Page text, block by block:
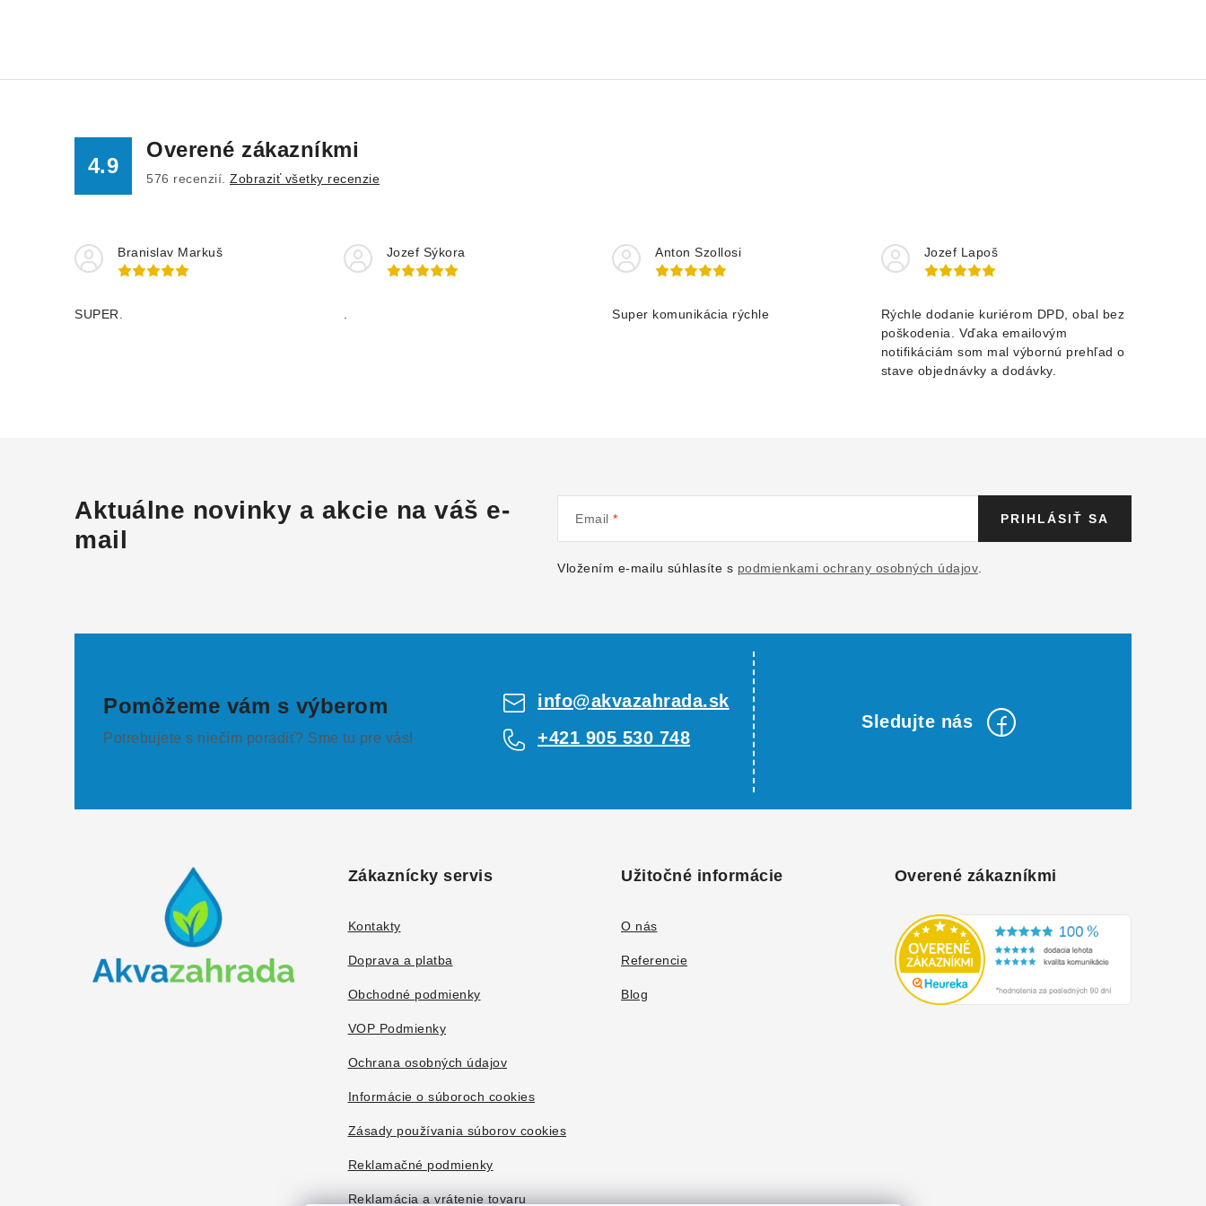
4.9
Overené zákazníkmi
576 recenzií. Zobraziť všetky recenzie
Branislav Markuš
SUPER.
Jozef Sýkora Anton Szollosi
Super komunikácia rýchle
Jozef Lapoš
Rýchle dodanie kuriérom DPD, obal bez
poškodenia. Vďaka emailovým
notifikáciám som mal výbornú prehľad o
stave objednávky a dodávky.
Aktuálne novinky a akcie na váš e-
mail
Email
Vložením e-mailu súhlasíte s podmienkami ochrany osobných údajov
PRIHLÁSIŤ SA
Pomôžeme vám s výberom
Potrebujete s niečím poradiť? Sme tu pre vás!
info@akvazahrada.sk
+421 905 530 748
Zákaznícky servis
Kontakty
Doprava a platba
Obchodné podmienky
VOP Podmienky
Ochrana osobných údajov
Informácie o súboroch cookies
Zásady používania súborov cookies
Reklamačné podmienky
Reklamácia a vrátenie tovaru
Užitočné informácie
O nás
Referencie
Blog
Overené zákazníkmi